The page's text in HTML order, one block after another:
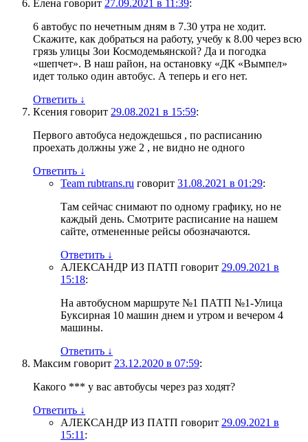
Елена говорит 27.09.2021 в 11:39:
6 автобус по нечетным дням в 7.30 утра не ходит.
Скажите, как добраться на работу, учебу к 8.00 через всю
грязь улицы Зои Космодемьянской? Да и погодка
«шепчет». В наш район, на остановку «ДК «Вымпел»
идет только один автобус. А теперь и его нет.
Ответить ↓
Ксения говорит 29.08.2021 в 15:59:
Первого автобуса недождешься , по расписанию
проехать должны уже 2 , не видно не одного
Ответить ↓
Team rubtrans.ru говорит 31.08.2021 в 01:29:
Там сейчас снимают по одному графику, но не
каждый день. Смотрите расписание на нашем
сайте, отмененные рейсы обозначаются.
Ответить ↓
АЛЕКСАНДР ИЗ ПАТП говорит 29.09.2021 в
15:18:
На автобусном маршруте №1 ПАТП №1-Улица
Буксирная 10 машин днем и утром и вечером 4
машины.
Ответить ↓
Максим говорит 23.12.2020 в 07:59:
Какого *** у вас автобусы через раз ходят?
Ответить ↓
АЛЕКСАНДР ИЗ ПАТП говорит 29.09.2021 в
15:11: